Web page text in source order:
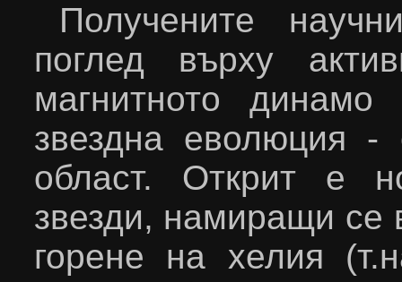
Получените
поглед върху
магнитното
звездна еволюция -
област. Открит е
звезди, намиращи се
горене на хелия